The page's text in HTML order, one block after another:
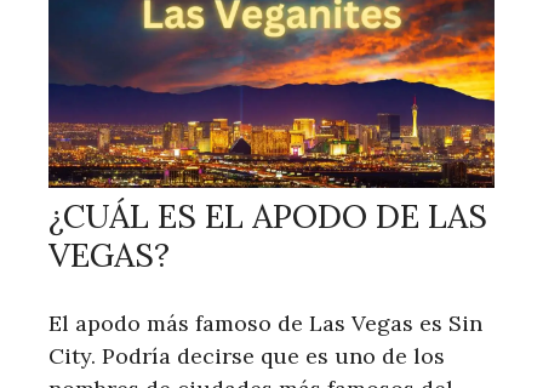
¿CUÁL ES EL APODO DE LAS
VEGAS?
El apodo más famoso de Las Vegas es Sin
City. Podría decirse que es uno de los